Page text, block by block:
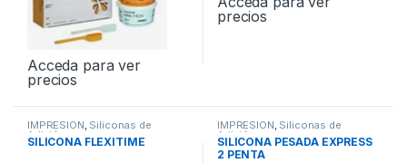
Acceda para ver
precios
precios
IMPRESION, Siliconas de
Adición
SILICONA FLEXITIME
IMPRESION, Siliconas de
Adición
SILICONA PESADA EXPRESS
2 PENTA